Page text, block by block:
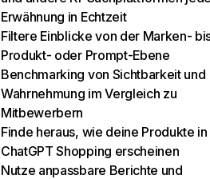
Erwähnung in Echtzeit
Filtere Einblicke von der Marken-
Produkt- oder Prompt-Ebene
Benchmarking von Sichtbarkeit und
Wahrnehmung im Vergleich zu
Mitbewerbern
Finde heraus, wie deine Produkte in
ChatGPT Shopping erscheinen
Nutze anpassbare Berichte und